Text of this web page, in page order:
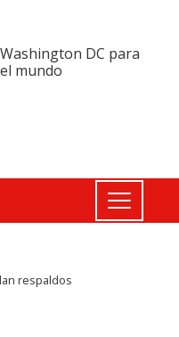
DC para
el mundo
respaldos